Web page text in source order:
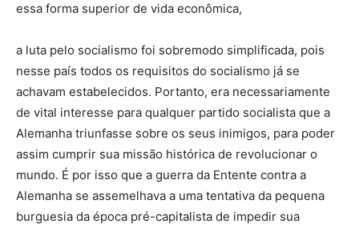
essa forma superior de vida econômica,
a luta pelo socialismo foi sobremodo simplificada, pois
nesse país todos os requisitos do socialismo já se
achavam estabelecidos. Portanto, era necessariamente
de vital interesse para qualquer partido socialista que a
Alemanha triunfasse sobre os seus inimigos, para poder
assim cumprir sua missão histórica de revolucionar o
mundo. É por isso que a guerra da Entente contra a
Alemanha se assemelhava a uma tentativa da pequena
burguesia da época pré-capitalista de impedir sua